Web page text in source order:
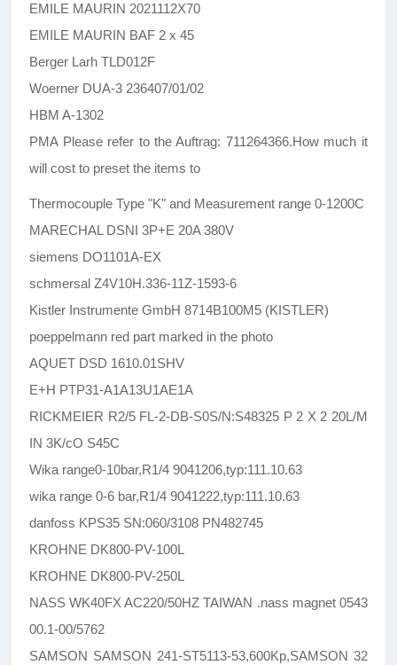
EMILE MAURIN 2021112X70
EMILE MAURIN BAF 2 x 45
Berger Larh TLD012F
Woerner DUA-3 236407/01/02
HBM A-1302
PMA Please refer to the Auftrag: 711264366.How much it
will cost to preset the items to
Thermocouple Type "K" and Measurement range 0-1200C
MARECHAL DSNI 3P+E 20A 380V
siemens DO1101A-EX
schmersal Z4V10H.336-11Z-1593-6
Kistler Instrumente GmbH 8714B100M5 (KISTLER)
poeppelmann red part marked in the photo
AQUET DSD 1610.01SHV
E+H PTP31-A1A13U1AE1A
RICKMEIER R2/5 FL-2-DB-S0S/N:S48325 P 2 X 2 20L/M
IN 3K/cO S45C
Wika range0-10bar,R1/4 9041206,typ:111.10.63
wika range 0-6 bar,R1/4 9041222,typ:111.10.63
danfoss KPS35 SN:060/3108 PN482745
KROHNE DK800-PV-100L
KROHNE DK800-PV-250L
NASS WK40FX AC220/50HZ TAIWAN .nass magnet 0543
00.1-00/5762
SAMSON SAMSON 241-ST5113-53,600Kp,SAMSON 32